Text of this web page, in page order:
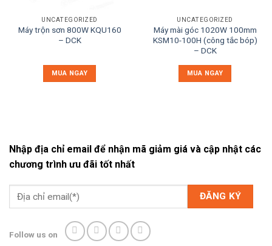
UNCATEGORIZED
Máy trộn sơn 800W KQU160
– DCK
MUA NGAY
UNCATEGORIZED
Máy mài góc 1020W 100mm
KSM10-100H (công tắc bóp)
– DCK
MUA NGAY
Nhập địa chỉ email để nhận mã giảm giá và cập nhật các
chương trình ưu đãi tốt nhất
Follow us on